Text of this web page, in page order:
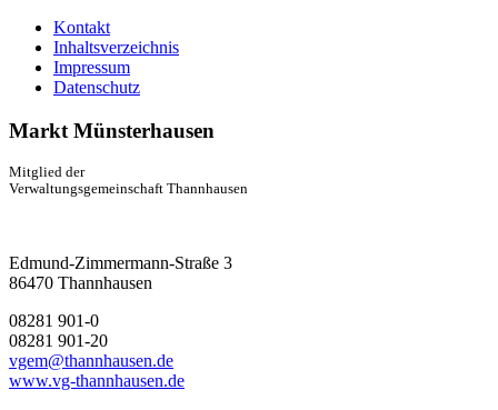
Kontakt
Inhaltsverzeichnis
Impressum
Datenschutz
Markt Münsterhausen
Mitglied der
Verwaltungsgemeinschaft Thannhausen
Edmund-Zimmermann-Straße 3
86470 Thannhausen
08281 901-0
08281 901-20
vgem@thannhausen.de
www.vg-thannhausen.de